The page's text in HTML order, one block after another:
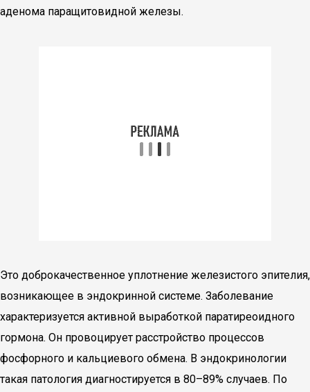
аденома паращитовидной железы.
Это доброкачественное уплотнение железистого эпителия,
возникающее в эндокринной системе. Заболевание
характеризуется активной выработкой паратиреоидного
гормона. Он провоцирует расстройство процессов
фосфорного и кальциевого обмена. В эндокринологии
такая патология диагностируется в 80–89% случаев. По